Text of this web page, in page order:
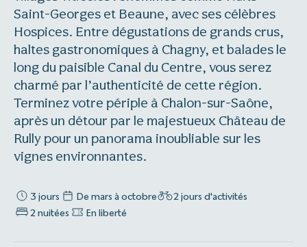
Saint-Georges et Beaune, avec ses célèbres
Hospices. Entre dégustations de grands crus,
haltes gastronomiques à Chagny, et balades le
long du paisible Canal du Centre, vous serez
charmé par l’authenticité de cette région.
Terminez votre périple à Chalon-sur-Saône,
après un détour par le majestueux Château de
Rully pour un panorama inoubliable sur les
vignes environnantes.
3 jours De mars à octobre
2 jours d'activités
2 nuitées
En liberté